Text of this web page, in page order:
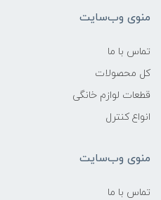
منوی وب‌سایت
تماس با ما
کل محصولات
قطعات لوازم خانگی
انواع کنترل
منوی وب‌سایت
تماس با ما